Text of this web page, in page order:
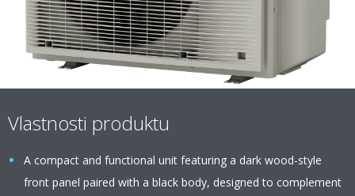
Vlastnosti produktu
A compact and functional unit featuring a dark wood-style
front panel paired with a black body, designed to complement